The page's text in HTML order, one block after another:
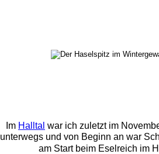
Im Halltal war ich zuletzt im
unterwegs und von Beginn an war
am Start beim Eselreich im